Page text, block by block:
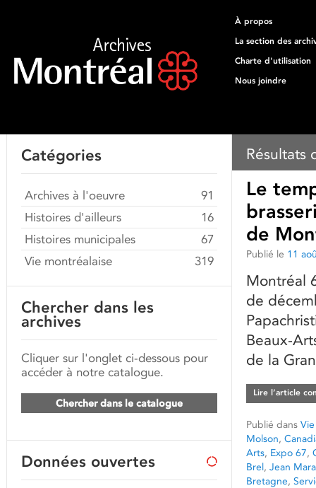
À propos
La section des
Charte d'utilisation
Nous joindre
Résultats
Le
de
Publié le 11
Montréal
de
Beaux-
de la
Lire l’article
Publié dans
Molson,
Arts, Expo 67,
Brel, Jean
Bretagne,
Catégories
Archives à l'oeuvre
91
Histoires d'ailleurs
16
Histoires municipales
67
Vie montréalaise
319
Chercher dans les
archives
Cliquer sur l'onglet ci-dessous pour
accéder à notre catalogue.
Chercher dans le catalogue
Données ouvertes